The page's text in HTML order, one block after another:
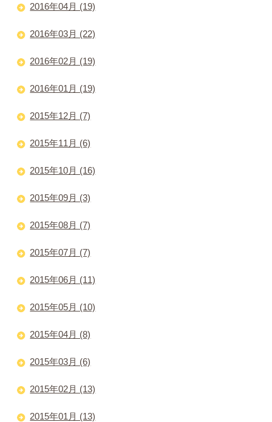
2016年04月 (19)
2016年03月 (22)
2016年02月 (19)
2016年01月 (19)
2015年12月 (7)
2015年11月 (6)
2015年10月 (16)
2015年09月 (3)
2015年08月 (7)
2015年07月 (7)
2015年06月 (11)
2015年05月 (10)
2015年04月 (8)
2015年03月 (6)
2015年02月 (13)
2015年01月 (13)